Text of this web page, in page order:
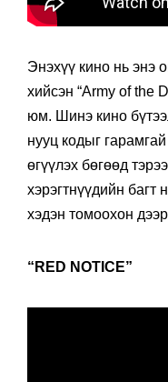
Энэхүү кино нь энэ
хийсэн “Army of the
юм. Шинэ кино
нууц кодыг
өгүүлэх бөгөөд
хэрэгтнүүдийн багт
хэдэн томоохон
“RED NOTICE”